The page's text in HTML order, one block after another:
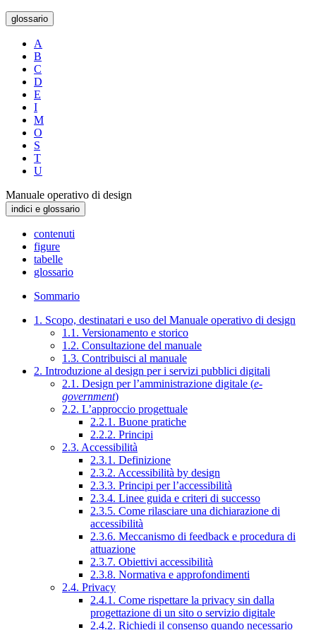
glossario
A
B
C
D
E
I
M
O
S
T
U
Manuale operativo di design
indici e glossario
contenuti
figure
tabelle
glossario
Sommario
1. Scopo, destinatari e uso del Manuale operativo di design
1.1. Versionamento e storico
1.2. Consultazione del manuale
1.3. Contribuisci al manuale
2. Introduzione al design per i servizi pubblici digitali
2.1. Design per l’amministrazione digitale (e-
government)
2.2. L’approccio progettuale
2.2.1. Buone pratiche
2.2.2. Principi
2.3. Accessibilità
2.3.1. Definizione
2.3.2. Accessibilità by design
2.3.3. Principi per l’accessibilità
2.3.4. Linee guida e criteri di successo
2.3.5. Come rilasciare una dichiarazione di
accessibilità
2.3.6. Meccanismo di feedback e procedura di
attuazione
2.3.7. Obiettivi accessibilità
2.3.8. Normativa e approfondimenti
2.4. Privacy
2.4.1. Come rispettare la privacy sin dalla
progettazione di un sito o servizio digitale
2.4.2. Richiedi il consenso quando necessario